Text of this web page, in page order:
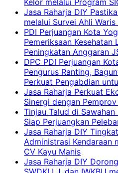
Jasa Raharja DIY
melalui Survei Ahli
PDI Perjuangan Kota
Pemeriksaan Kesehatan
Peningkatan Anggaran
DPC PDI Perjuangan
Pengurus Ranting,
Perkuat Pengabdian
Jasa Raharja Perkuat
Sinergi dengan
Tinjau Talud di Sawahan
Siap Perjuangkan
Jasa Raharja DIY
Administrasi Kendaraan
CV Kayu Manis
Jasa Raharja DIY